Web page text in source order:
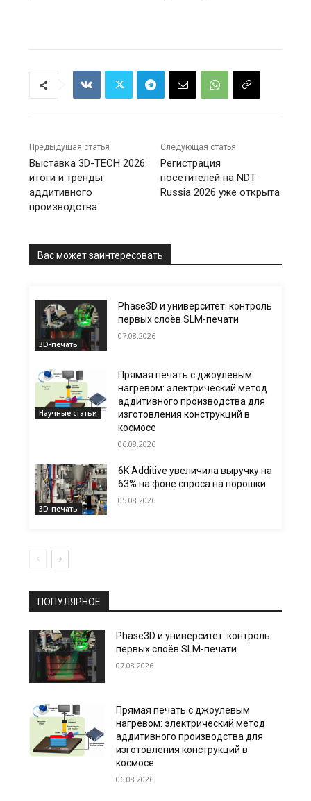
Предыдущая статья
Выставка 3D-TECH 2026:
итоги и тренды
аддитивного
производства
Следующая статья
Регистрация
посетителей на NDT
Russia 2026 уже открыта
Вас может заинтересовать
3D-печать
Phase3D и университет: контроль
первых слоёв SLM-печати
07.08.2026
Научные статьи
Прямая печать с джоулевым
нагревом: электрический метод
аддитивного производства для
изготовления конструкций в
космосе
06.08.2026
3D-печать
6K Additive увеличила выручку на
63% на фоне спроса на порошки
05.08.2026
ПОПУЛЯРНОЕ
Phase3D и университет: контроль
первых слоёв SLM-печати
07.08.2026
Прямая печать с джоулевым
нагревом: электрический метод
аддитивного производства для
изготовления конструкций в
космосе
06.08.2026